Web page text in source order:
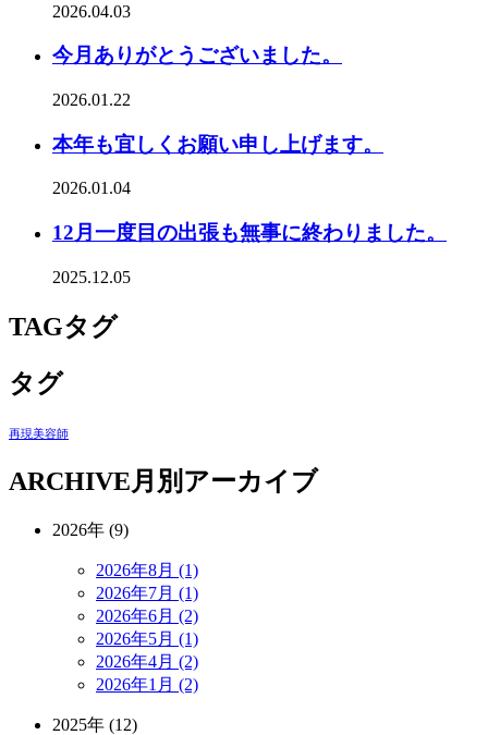
2026.04.03
今月ありがとうございました。
2026.01.22
本年も宜しくお願い申し上げます。
2026.01.04
12月一度目の出張も無事に終わりました。
2025.12.05
TAGタグ
タグ
再現美容師
ARCHIVE月別アーカイブ
2026年 (9)
2026年8月 (1)
2026年7月 (1)
2026年6月 (2)
2026年5月 (1)
2026年4月 (2)
2026年1月 (2)
2025年 (12)